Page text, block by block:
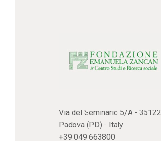
Via del Seminario 5/A - 35122
Padova (PD) - Italy
+39 049 663800